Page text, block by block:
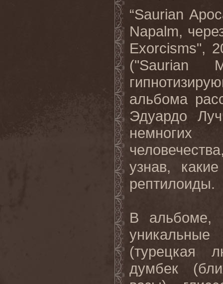
“Saurian
Napalm,
Exorcisms",
("Saurian
альбома
Эдуардо
немногих
узнав,
рептилоиды.
В альбоме,
(турецкая
думбек